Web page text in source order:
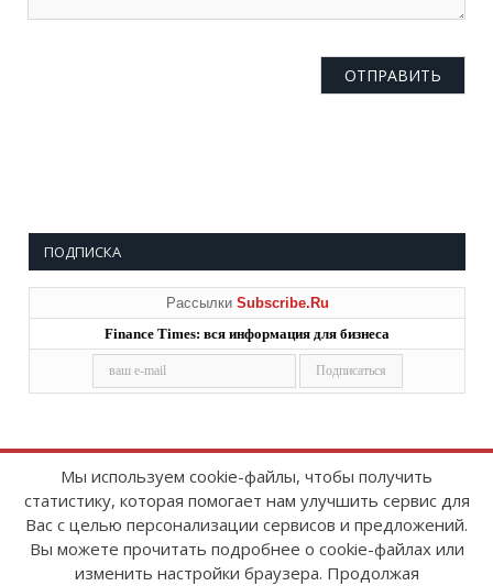
ПОДПИСКА
Рассылки Subscribe.Ru
Finance Times: вся информация для бизнеса
Copyright © 2008-2026FinanceTimes
Зарегистрировано в Роскомнадзоре
Свидетельство о регистрации СМИ:
серия Эл № ФС77-86300 от 10 ноября 2023 г
Мы используем cookie-файлы, чтобы получить
статистику, которая помогает нам улучшить сервис для
Вас с целью персонализации сервисов и предложений.
Вы можете прочитать подробнее о cookie-файлах или
изменить настройки браузера. Продолжая